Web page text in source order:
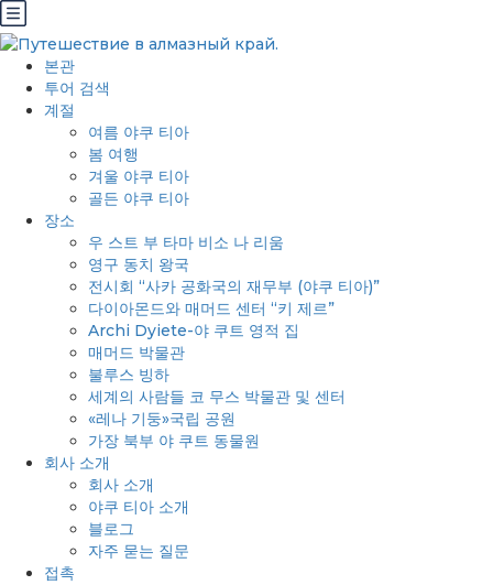
본관
투어 검색
계절
여름 야쿠 티아
봄 여행
겨울 야쿠 티아
골든 야쿠 티아
장소
우 스트 부 타마 비소 나 리움
영구 동치 왕국
전시회 “사카 공화국의 재무부 (야쿠 티아)”
다이아몬드와 매머드 센터 “키 제르”
Archi Dyiete-야 쿠트 영적 집
매머드 박물관
불루스 빙하
세계의 사람들 코 무스 박물관 및 센터
«레나 기둥»국립 공원
가장 북부 야 쿠트 동물원
회사 소개
회사 소개
야쿠 티아 소개
블로그
자주 묻는 질문
접촉